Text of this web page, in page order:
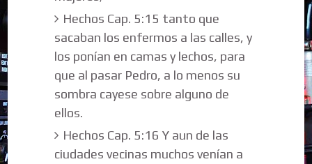
Hechos Cap. 5:15 tanto que
sacaban los enfermos a las calles, y
los ponían en camas y lechos, para
que al pasar Pedro, a lo menos su
sombra cayese sobre alguno de
ellos.
Hechos Cap. 5:16 Y aun de las
ciudades vecinas muchos venían a